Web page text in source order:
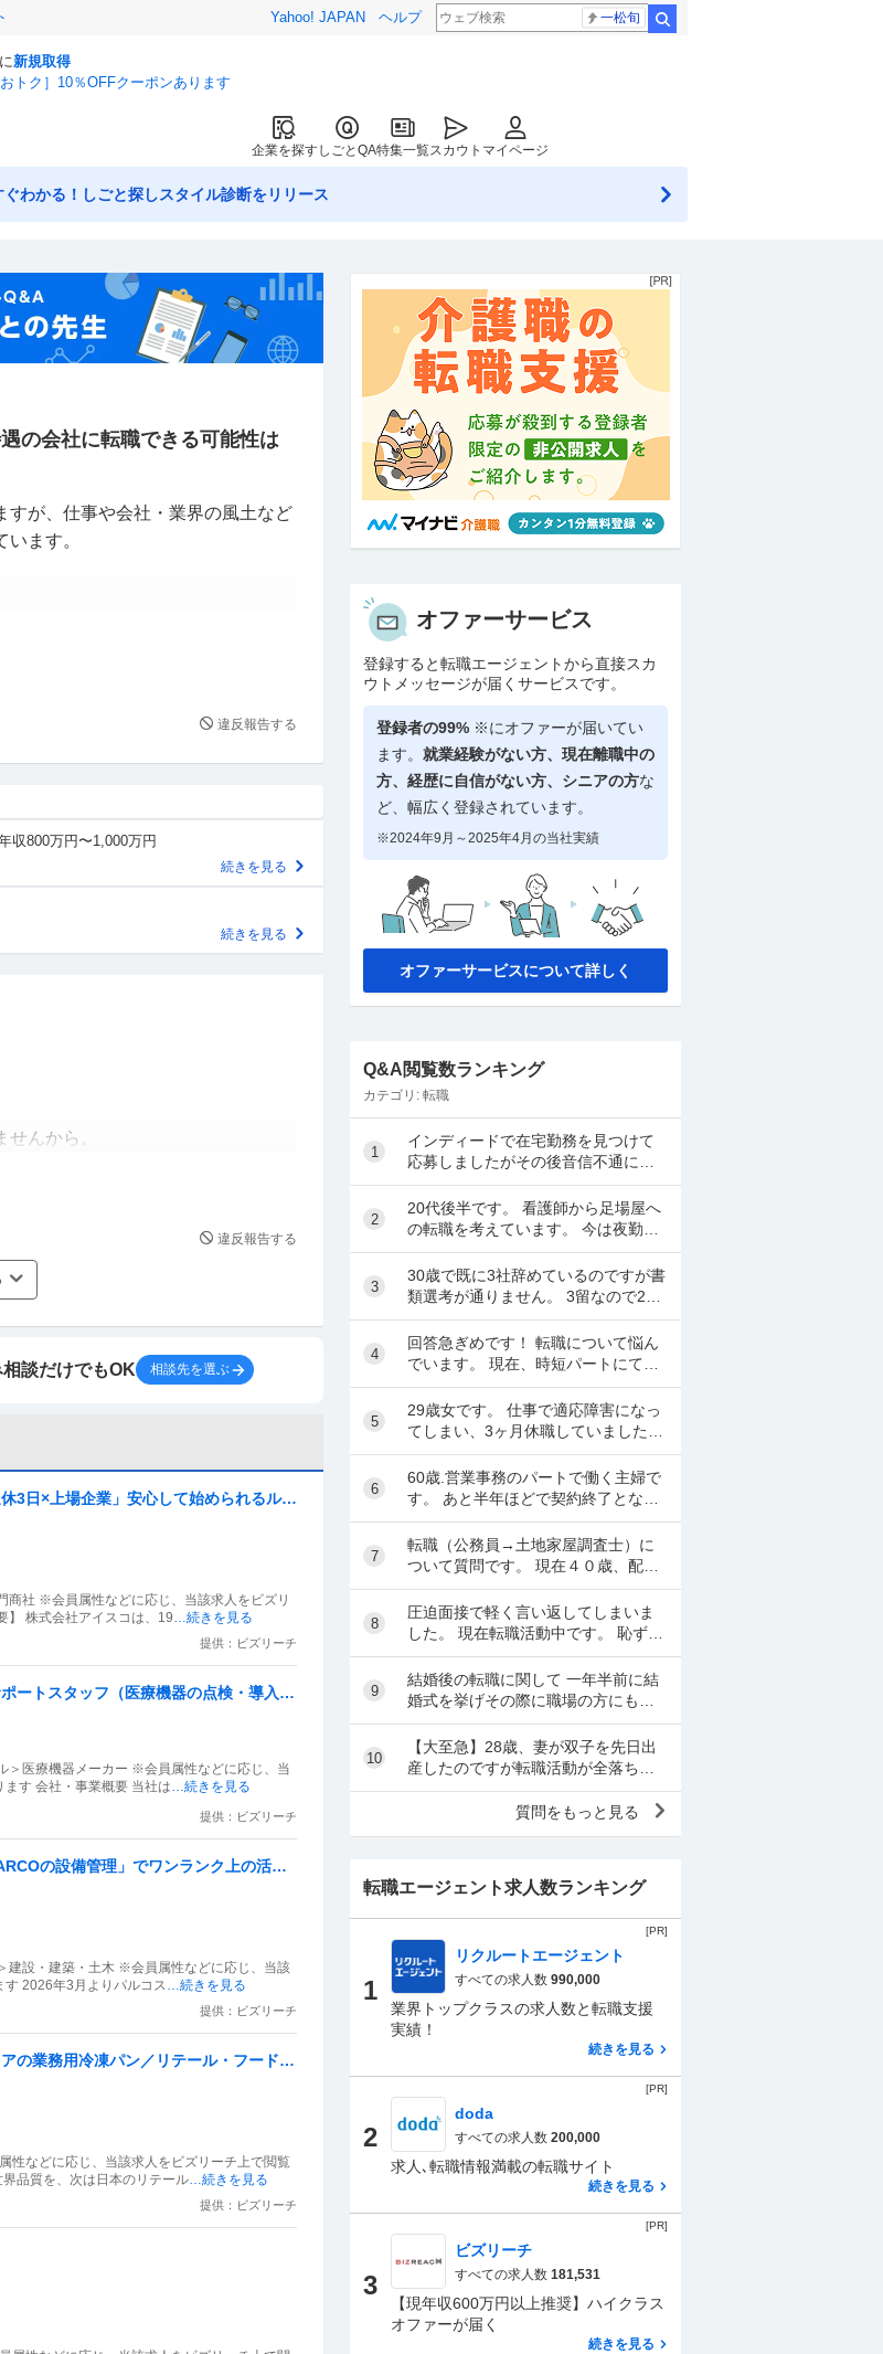
Yahoo! JAPAN ヘルプ 一松旬
新規取得
おトク］10％OFFクーポンあります
企業を探すしごとQA特集一覧スカウト マイページ
わかる！しごと探しスタイル診断をリリース
の会社に転職できる可能性は
すが、仕事や会社・業界の風土など
ます。
大卒）
あるというのが、唯一の捨て難い要
験を積んでいく中で、平均年収以
違反報告する
収800万円〜1,000万円
続きを見る
続きを見る
んから。
かけしているじゃ無いですか？
違反報告する
談だけでもOK 相談先を選ぶ
3日×上場企業」安心して始められるルー
商社 ※会員属性などに応じ、当該求人をビズリ
】 株式会社アイスコは、19…続きを見る
提供：ビズリーチ
ートスタッフ（医療機器の点検・導入）
＞医療機器メーカー ※会員属性などに応じ、当
す ️会社・事業概要 当社は…続きを見る
提供：ビズリーチ
の設備管理」でワンランク上の活
建設・建築・土木 ※会員属性などに応じ、当該
2026年3月よりパルコス…続きを見る
提供：ビズリーチ
の業務用冷凍パン／リテール・フードサ
性などに応じ、当該求人をビズリーチ上で閲覧
品質を、次は日本のリテール…続きを見る
提供：ビズリーチ
オファーサービス
登録すると転職エージェントから直接スカ
ウトメッセージが届くサービスです。
登録者の99% ※にオファーが届いてい
ます。 就業経験がない方、現在離職中の
方、 経歴に自信がない方、シニアの方な
ど、幅広く登録されています。
※2024年9月～2025年4月の当社実績
オファーサービスについて詳しく
Q&A閲覧数ランキング
カテゴリ: 転職
1
インディードで在宅勤務を見つけて
応募しましたがその後音信不通にな
りました。 リモート面談の日も決ま
ってました。 リクルーティングソリ
ューションという会...
2
20代後半です。 看護師から足場屋へ
の転職を考えています。 今は夜勤を
月に5、6回行い手取り28万程度です
が昇給が年1000円のため将来に不安
があります。...
3
30歳で既に3社辞めているのですが書
類選考が通りません。 3留なので25
歳から社会人スタートとなり2年2年1
年で辞めてしまいました。全部SES
のITエンジ...
4
回答急ぎめです！ 転職について悩ん
でいます。 現在、時短パートにて就
業しています。 時給は高くなく県の
最低賃金＋20円で、1日6時間で働い
ています。 ...
5
29歳女です。 仕事で適応障害になっ
てしまい、3ヶ月休職していました
が、休職期間が終わります。 転職活
動をしていましたが決まらなかった
ので、一応、復帰さ...
6
60歳.営業事務のパートで働く主婦で
す。 あと半年ほどで契約終了となる
ので転職活動中てす。 契約終了まで
働くか迷いましたが、転職するなら
早いほうが良いだろ...
7
転職（公務員→土地家屋調査士）に
ついて質問です。 現在４０歳、配偶
者、長男（８歳）、長女（２）の４
人暮らしです。 地方公務員として勤
めているなか、昨年度...
8
圧迫面接で軽く言い返してしまいま
した。 現在転職活動中です。 恥ずか
しながら、先述の通り面接で言い返
してしまい、今後どのように対応す
べきかご教示いただきた...
9
結婚後の転職に関して 一年半前に結
婚式を挙げその際に職場の方にも出
席頂いたのですが、最近転職を決め
ました。 上司に退職の旨を伝えると
面談の場でみんなお前...
10
【大至急】28歳、妻が双子を先日出
産したのですが転職活動が全落ちし
ています。現在のブラック企業から
抜け出すアドバイスをください。 28
質問をもっと見る
転職エージェント求人数ランキング
[PR]
1
リクルートエージェント
すべての求人数 990,000
業界トップクラスの求人数と転職支援
実績！
続きを見る
[PR]
2
doda
すべての求人数 200,000
求人､転職情報満載の転職サイト
続きを見る
[PR]
3
ビズリーチ
すべての求人数 181,531
【現年収600万円以上推奨】ハイクラス
オファーが届く
続きを見る